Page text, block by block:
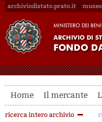
archiviodistato.prato.it
Home Il mercante
ricerca intero archivio